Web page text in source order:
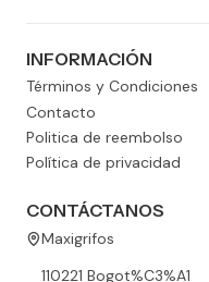
INFORMACIÓN
Términos y Condiciones
Contacto
Politica de reembolso
Política de privacidad
CONTÁCTANOS
Maxigrifos
110221 Bogot%C3%A1